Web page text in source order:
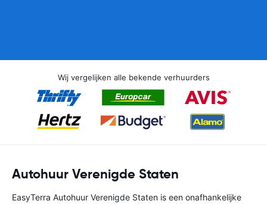
Wij vergelijken alle bekende verhuurders
Autohuur Verenigde Staten
EasyTerra Autohuur Verenigde Staten is een onafhankelijke